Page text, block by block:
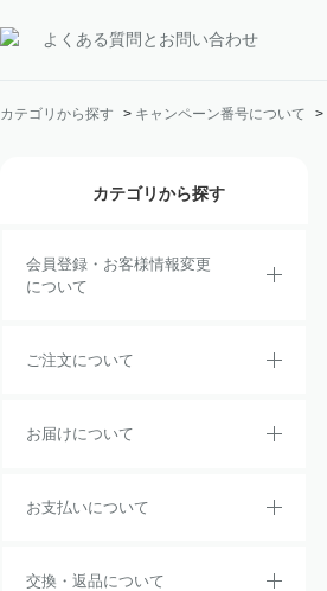
よくある質問とお問い合わせ
カテゴリから探す > キャンペーン番号について >
カテゴリから探す
会員登録・お客様情報変更
について
ご注文について
お届けについて
お支払いについて
交換・返品について